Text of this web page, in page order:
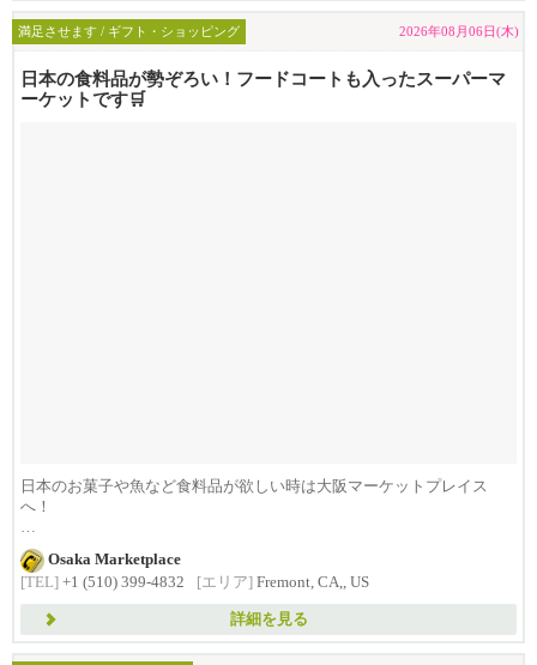
満足させます / ギフト・ショッピング 2026年08月06日(木)
日本の食料品が勢ぞろい！フードコートも入ったスーパーマ
ーケットです🛒
日本のお菓子や魚など食料品が欲しい時は大阪マーケットプレイス
へ！
当店では魚やお肉を直送していたり、お菓子...
Osaka Marketplace
[TEL] +1 (510) 399-4832 [エリア] Fremont, CA,, US
詳細を見る